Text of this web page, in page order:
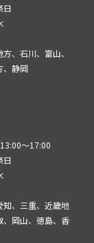
日
、石川、富山、
、静岡
～17:00
日
知、三重、近畿地
、岡山、徳島、香